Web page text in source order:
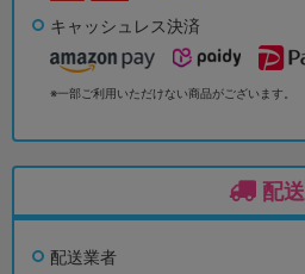
キャッシュレス決済
※一部ご利用いただけない商品がございます。
配送
配送業者